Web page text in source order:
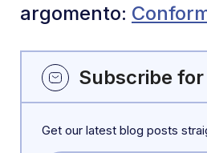
argomento:
Subscribe
Get our latest blog posts